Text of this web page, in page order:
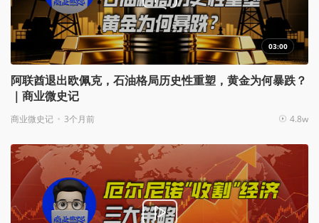
03:00
阿联酋退出欧佩克，石油格局历史性重塑，黄金为何暴跌？
｜商业微史记
商业微史记 3个月前 4.8w